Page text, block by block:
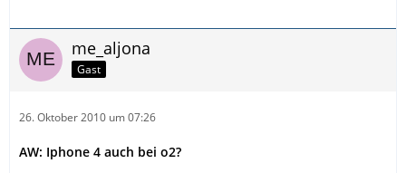
me_aljona
Gast
26. Oktober 2010 um 07:26
AW: Iphone 4 auch bei o2?